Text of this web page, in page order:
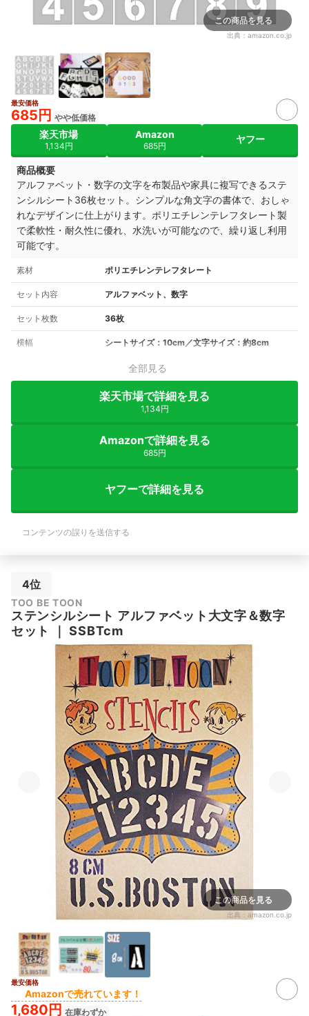
この商品を見る
出典： amazon.co.jp
最安価格
685円 やや低価格
楽天市場
1,134円
Amazon
685円
ヤフー
商品概要
アルファベット・数字の文字を布製品や家具に複写できるステ
ンシルシート36枚セット。シンプルな角文字の書体で、おしゃ
れなデザインに仕上がります。ポリエチレンテレフタレート製
で柔軟性・耐久性に優れ、水洗いが可能なので、繰り返し利用
可能です。
素材 ポリエチレンテレフタレート
セット内容 アルファベット、数字
セット枚数 36枚
横幅 シートサイズ：10cm／文字サイズ：約8cm
全部見る
楽天市場で詳細を見る
1,134円
Amazonで詳細を見る
685円
ヤフーで詳細を見る
コンテンツの誤りを送信する
4位
TOO BE TOON
ステンシルシート アルファベット大文字＆数字
セット
｜SSBTcm
この商品を見る
出典： amazon.co.jp
最安価格
Amazonで売れています！
1,680円 在庫わずか